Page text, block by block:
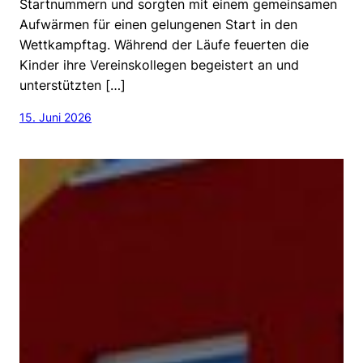
Startnummern und sorgten mit einem gemeinsamen
Aufwärmen für einen gelungenen Start in den
Wettkampftag. Während der Läufe feuerten die
Kinder ihre Vereinskollegen begeistert an und
unterstützten […]
15. Juni 2026